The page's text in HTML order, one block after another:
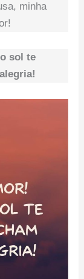
minha
sol te